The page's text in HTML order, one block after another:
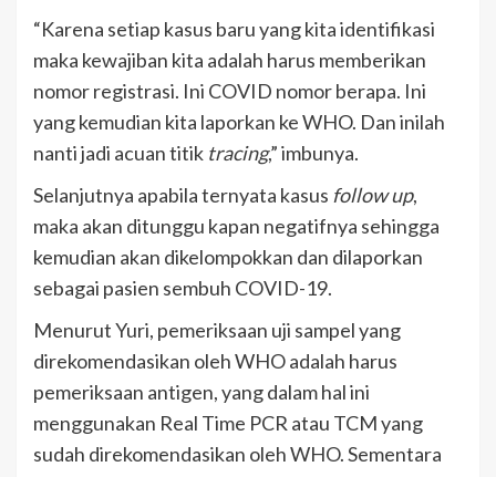
“Karena setiap kasus baru yang kita identifikasi
maka kewajiban kita adalah harus memberikan
nomor registrasi. Ini COVID nomor berapa. Ini
yang kemudian kita laporkan ke WHO. Dan inilah
nanti jadi acuan titik tracing,” imbunya.
Selanjutnya apabila ternyata kasus follow up,
maka akan ditunggu kapan negatifnya sehingga
kemudian akan dikelompokkan dan dilaporkan
sebagai pasien sembuh COVID-19.
Menurut Yuri, pemeriksaan uji sampel yang
direkomendasikan oleh WHO adalah harus
pemeriksaan antigen, yang dalam hal ini
menggunakan Real Time PCR atau TCM yang
sudah direkomendasikan oleh WHO. Sementara